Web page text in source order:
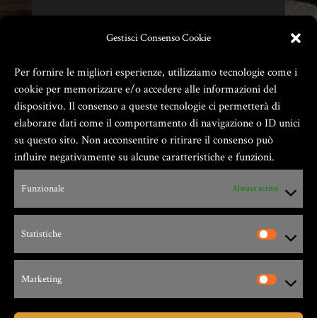
Gestisci Consenso Cookie
Per fornire le migliori esperienze, utilizziamo tecnologie come i
cookie per memorizzare e/o accedere alle informazioni del
dispositivo. Il consenso a queste tecnologie ci permetterà di
elaborare dati come il comportamento di navigazione o ID unici
su questo sito. Non acconsentire o ritirare il consenso può
influire negativamente su alcune caratteristiche e funzioni.
Funzionale Always active
Statistiche
Marketing
Zio Gian Fester ® GIANFESTER S.a.S. –
P.Iva 01805540091
Via G. Leopardi, 9 – 17047 – Vado Ligure (SV)